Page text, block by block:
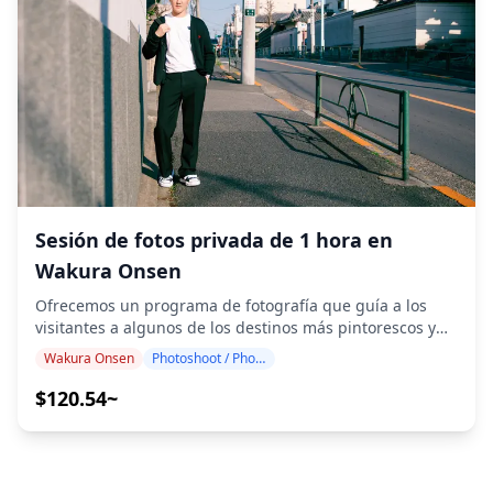
auténtico carácter rural japonés - Flores silvestres de
temporada y formaciones geológicas únicas Los 100+
archivos de fotos originales se entregan en una semana,
y puede seleccionar sus 10 fotos favoritas para volver a
entregarlas. Se realizan correcciones para evocar una
atmósfera específica y, si se desea, se pueden realizar
ajustes en el estado de ánimo y el color. ¡Permítanos
capturar sus momentos especiales en Wajima Onsen-kyo
a través de nuestros servicios de fotografía! ◆
Información importante: ・Si llega tarde a la hora de
encuentro programada, la duración de la sesión y la
cantidad de fotos entregadas pueden reducirse. ・Si se
pronostica lluvia para el lugar de la sesión 3 días antes
de la fecha programada o si llueve inesperadamente el
día de la sesión, hay tres opciones disponibles: (1)
reprogramar la fecha y la hora, (2) cambiar la ubicación
o (3) cancelar la sesión. ![]
68878cf37a69.png) ![]
(https://assets.hldycdn.com/fb240336-18b9-499d-ac18-
y puede seleccionar sus 10 fotos favoritas para que se
vuelvan a entregar. Se realizan correcciones para evocar
una atmósfera específica y, si se desea, se pueden
realizar ajustes en el estado de ánimo y el color.
¡Permítanos capturar sus momentos especiales en
Wajima y Suzu a través de nuestros servicios de
fotografía! ◆ Información importante: ・Si llega tarde a
la hora de encuentro programada, la duración de la
sesión y la cantidad de fotos entregadas pueden
reducirse. ・Si se pronostica lluvia para el lugar de la
sesión 3 días antes de la fecha programada o si llueve
inesperadamente el día de la sesión, hay tres opciones
disponibles: (1) reprogramar la fecha y la hora, (2)
cambiar la ubicación o (3) cancelar la sesión. ![]
(https://assets.hldycdn.com/7f6c33e8-48ed-468c-9d02-
196c27270ee8.png) ![]
(https://assets.hldycdn.com/68f0fed6-1c55-474c-9870-
587b242a5cb1.png)
Sesión de fotos privada de 1 hora en
Wakura Onsen
Ofrecemos un programa de fotografía que guía a los
visitantes a algunos de los destinos más pintorescos y
serenos de Wakura Onsen, alrededor de la bahía de
nuestro programa se adapta a su horario de viaje,
lugares fotográficos ideales en este elegante balneario
Wakura Onsen Photoshoot / Photo tour
$120.54~